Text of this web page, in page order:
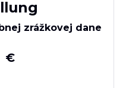
zrážkovej dane
€